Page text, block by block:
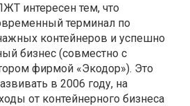
интересен тем, что
терминал по
контейнеров и успешно
бизнес (совместно с
фирмой «Экодор»). Это
в 2006 году, на
от контейнерного бизнеса